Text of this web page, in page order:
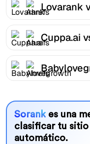
Lovarank
Cuppa.ai
Sorankes una
clasificar tu
automático.